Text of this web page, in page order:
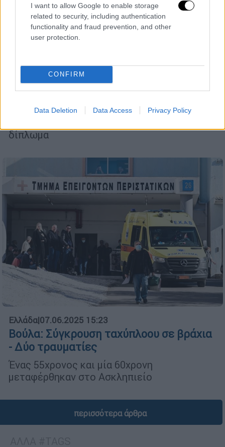
I want to allow Google to enable storage
related to security, including authentication
functionality and fraud prevention, and other
user protection.
CONFIRM
Data Deletion Data Access Privacy Policy
Ελλάδα|08.07.2025 06:45
που δένουν σε σημαδούρες - «Τέρμα τα
γκάζια» από ταχύπλοα του πολεμικού
ναυτικού
Σε πολλά νησιά και παραθαλάσσιες περιοχές
δίπλωμα
Ελλάδα|07.06.2025 15:23
Βούλα: Σύγκρουση ταχύπλοου σε βράχια
- Δύο τραυματίες
Ένας 55χρονος και μία 60χρονη
μεταφέρθηκαν στο Ασκληπιείο
περισσότερα άρθρα